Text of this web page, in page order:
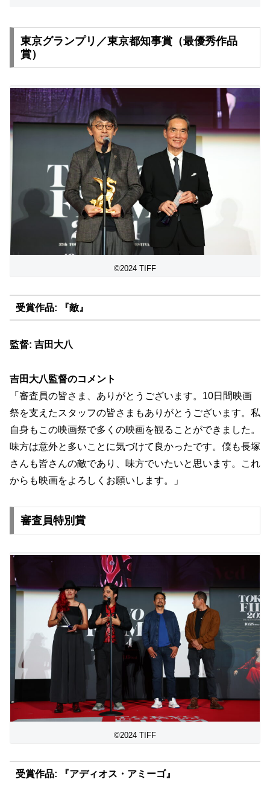
東京グランプリ／東京都知事賞（最優秀作品
賞）
©2024 TIFF
受賞作品: 『敵』
監督: 吉田大八
吉田大八監督のコメント
「審査員の皆さま、ありがとうございます。 10日間映画
祭を支えたスタッフの皆さまもありがとうございます。私
自身もこの映画祭で多くの映画を観ることができました。
味方は意外と多いことに気づけて良かったです。 僕も長塚
さんも皆さんの敵であり、味方でいたいと思います。
これ
からも映画をよろしくお願いします。」
審査員特別賞
©2024 TIFF
受賞作品: 『アディオス・アミーゴ』